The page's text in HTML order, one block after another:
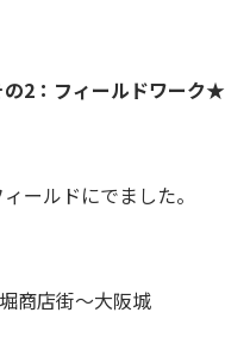
2：フィールドワーク★
ールドにでました。
商店街～大阪城